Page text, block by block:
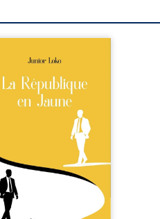
la naissance de
de races différentes
l’ordre établi :
est Noir et Junior est
bien que nés d’un
de Noirs. Très vite,
attire les médias
et transforme
blanc en une figure
sacrée, investie,
certains, d’une mission
Cependant, sous
couvert de ...